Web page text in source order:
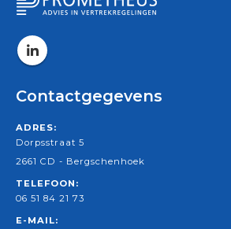
Contactgegevens
ADRES:
Dorpsstraat 5
2661 CD - Bergschenhoek
TELEFOON:
06 51 84 21 73
E-MAIL: